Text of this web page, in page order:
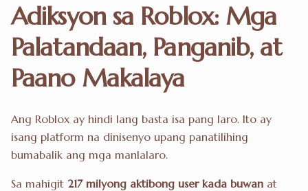
Adiksyon sa Roblox: Mga
Palatandaan, Panganib, at
Paano Makalaya
Ang Roblox ay hindi lang basta isa pang laro. Ito ay
isang platform na dinisenyo upang panatilihing
bumabalik ang mga manlalaro.
Sa mahigit 217 milyong aktibong user kada buwan at